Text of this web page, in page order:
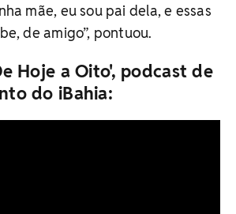
mãe, eu sou pai dela, e essas
de amigo”, pontuou.
Hoje a Oito', podcast de
do iBahia: